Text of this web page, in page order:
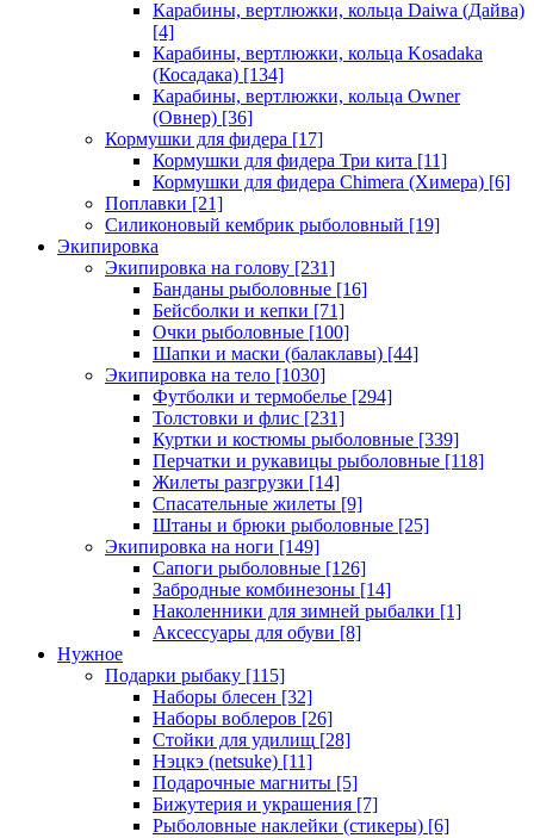
Карабины, вертлюжки, кольца Daiwa (Дайва)
[4]
Карабины, вертлюжки, кольца Kosadaka
(Косадака) [134]
Карабины, вертлюжки, кольца Owner
(Овнер) [36]
Кормушки для фидера [17]
Кормушки для фидера Три кита [11]
Кормушки для фидера Chimera (Химера) [6]
Поплавки [21]
Силиконовый кембрик рыболовный [19]
Экипировка
Экипировка на голову [231]
Банданы рыболовные [16]
Бейсболки и кепки [71]
Очки рыболовные [100]
Шапки и маски (балаклавы) [44]
Экипировка на тело [1030]
Футболки и термобелье [294]
Толстовки и флис [231]
Куртки и костюмы рыболовные [339]
Перчатки и рукавицы рыболовные [118]
Жилеты разгрузки [14]
Спасательные жилеты [9]
Штаны и брюки рыболовные [25]
Экипировка на ноги [149]
Сапоги рыболовные [126]
Забродные комбинезоны [14]
Наколенники для зимней рыбалки [1]
Аксессуары для обуви [8]
Нужное
Подарки рыбаку [115]
Наборы блесен [32]
Наборы воблеров [26]
Стойки для удилищ [28]
Нэцкэ (netsuke) [11]
Подарочные магниты [5]
Бижутерия и украшения [7]
Рыболовные наклейки (стикеры) [6]